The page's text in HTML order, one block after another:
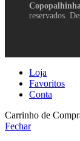
reservados.
Loja
Favoritos
Conta
Carrinho de
Fechar